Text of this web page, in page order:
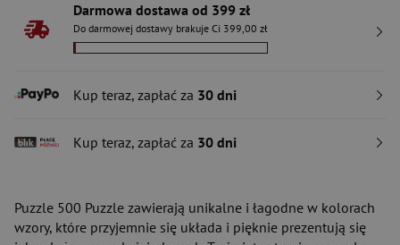
Darmowa dostawa od 399 zł
Do darmowej dostawy brakuje Ci 399,00 zł
Kup teraz, zapłać za 30 dni
Kup teraz, zapłać za 30 dni
Puzzle 500 Puzzle zawierają unikalne i łagodne w kolorach
wzory, które przyjemnie się układa i pięknie prezentują się